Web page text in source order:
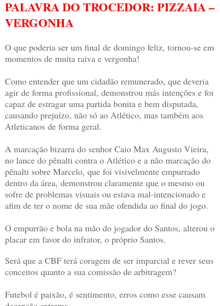
PALAVRA DO TROCEDOR: PIZZAIA –
VERGONHA
O que poderia ser um final de domingo feliz, tornou-se em
momentos de muita raiva e vergonha!
Como entender que um cidadão remunerado, que deveria
agir de forma profissional, demonstrou más intenções e foi
capaz de estragar uma partida bonita e bem disputada,
causando prejuízo, não só ao Atlético, mas também aos
Atleticanos de forma geral.
A marcação bizarra do senhor Caio Max Augusto Vieira,
no lance do pênalti contra o Atlético e a não marcação do
pênalti sobre Marcelo, que foi visivelmente empurrado
dentro da área, demonstrou claramente que o mesmo ou
sofre de problemas visuais ou estava mal-intencionado e
afim de ter o nome de sua mãe ofendida ao final do jogo.
O empurrão e bola na mão do jogador do Santos, alterou o
placar em favor do infrator, o próprio Santos.
Será que a CBF terá coragem de ser imparcial e rever seus
conceitos quanto a sua comissão de arbitragem?
Futebol é paixão, é sentimento, erros como esse causam